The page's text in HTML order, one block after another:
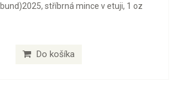
stříbrná mince v etuji, 1 oz
Do košíka